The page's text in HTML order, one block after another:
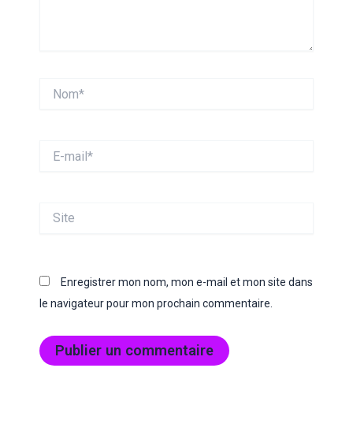
mail*
Enregistrer mon nom, mon e-mail et mon site dans
le navigateur pour mon prochain commentaire.